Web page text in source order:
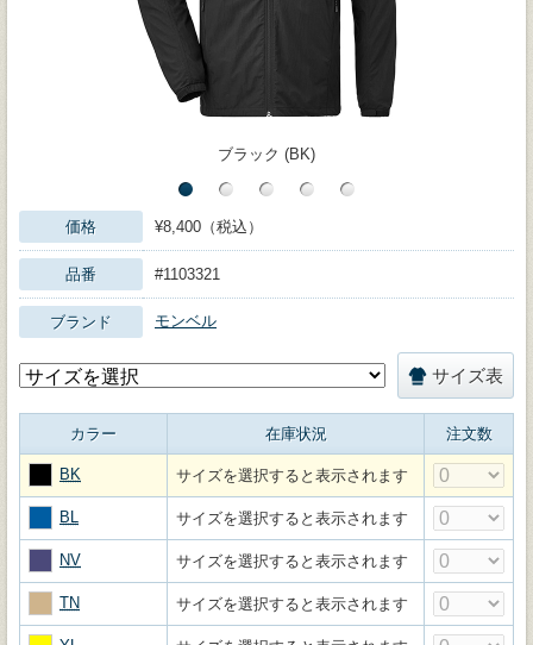
ブラック (BK)
価格 ¥8,400（税込）
品番 #1103321
ブランド モンベル
サイズ表
カラー 在庫状況 注文数
BK サイズを選択すると表示されます
BL サイズを選択すると表示されます
NV サイズを選択すると表示されます
TN サイズを選択すると表示されます